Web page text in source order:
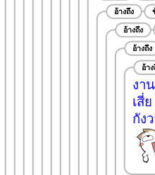
อ้างถึง
อ้างถึง
อ้างถึง
อ้าง
งา
เสี่ย
กัง